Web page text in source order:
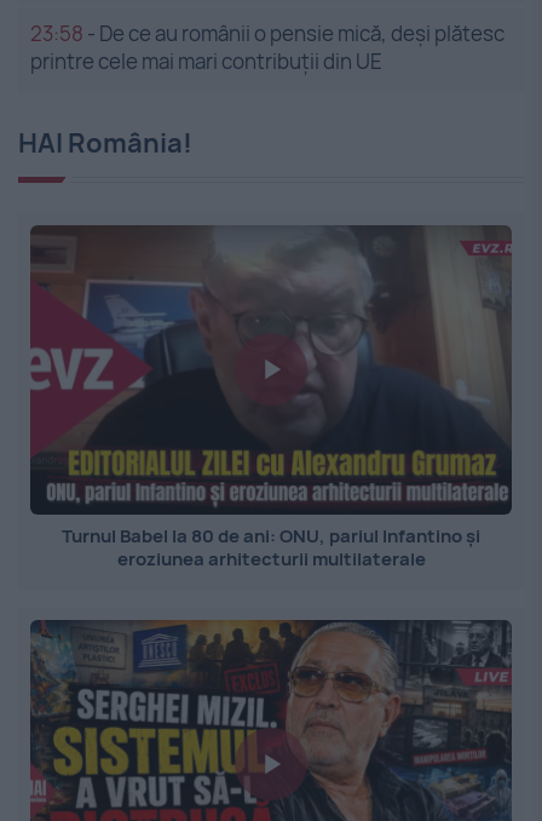
23:58 - De ce au românii o pensie mică, deși plătesc
printre cele mai mari contribuții din UE
HAI România!
Turnul Babel la 80 de ani: ONU, pariul Infantino și
eroziunea arhitecturii multilaterale